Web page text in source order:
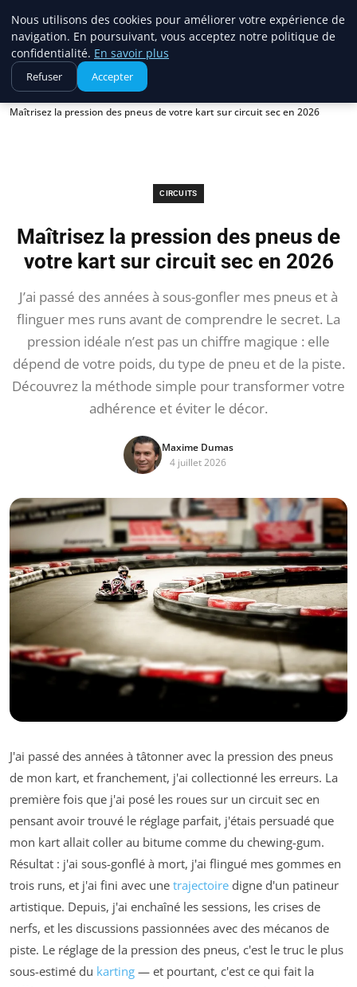
Ventes Kart Accessoires
Maîtrisez la pression des pneus de votre kart sur circuit sec en 2026
CIRCUITS
Maîtrisez la pression des pneus de
votre kart sur circuit sec en 2026
J’ai passé des années à sous-gonfler mes pneus et à
flinguer mes runs avant de comprendre le secret. La
pression idéale n’est pas un chiffre magique : elle
dépend de votre poids, du type de pneu et de la piste.
Découvrez la méthode simple pour transformer votre
adhérence et éviter le décor.
Maxime Dumas
4 juillet 2026
J'ai passé des années à tâtonner avec la pression des pneus
de mon kart, et franchement, j'ai collectionné les erreurs. La
première fois que j'ai posé les roues sur un circuit sec en
pensant avoir trouvé le réglage parfait, j'étais persuadé que
mon kart allait coller au bitume comme du chewing-gum.
Résultat : j'ai sous-gonflé à mort, j'ai flingué mes gommes en
trois runs, et j'ai fini avec une trajectoire digne d'un patineur
artistique. Depuis, j'ai enchaîné les sessions, les crises de
nerfs, et les discussions passionnées avec des mécanos de
piste. Le réglage de la pression des pneus, c'est le truc le plus
sous-estimé du karting — et pourtant, c'est ce qui fait la
Nous utilisons des cookies pour améliorer votre expérience de
navigation. En poursuivant, vous acceptez notre politique de
confidentialité. En savoir plus
Refuser Accepter